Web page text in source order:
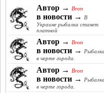
Автор → Bron
в новости →
В
Украине рыбалка станет
платной
Автор → Bron
в новости →
Рыбалка
в черте города.
Автор → Bron
в новости →
Рыбалка
в черте города.